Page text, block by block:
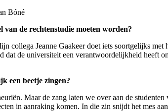
Bóné
van de rechtenstudie moeten worden?
collega Jeanne Gaakeer doet iets soortgelijks
dat de universiteit een verantwoordelijkheid heeft
een beetje zingen?
Maar de zang laten we over aan de
in aanraking komen. In die zin snijdt het mes